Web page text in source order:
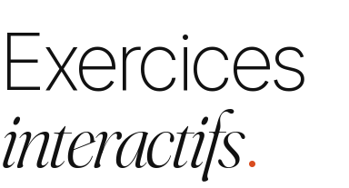
Exercices
interactifs.